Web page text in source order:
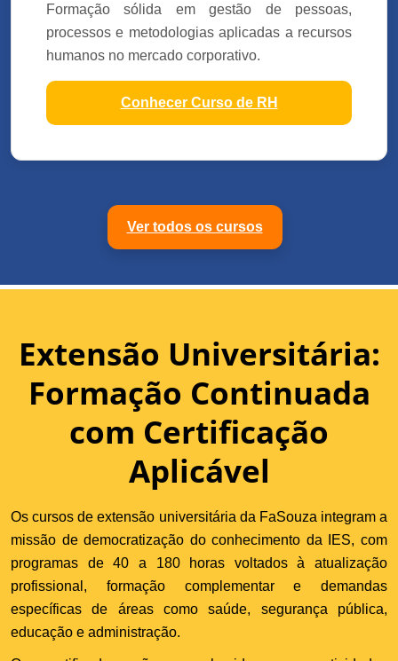
Formação sólida em gestão de pessoas,
processos e metodologias aplicadas a recursos
humanos no mercado corporativo.
Conhecer Curso de RH
Ver todos os cursos
Extensão Universitária:
Formação Continuada
com Certificação
Aplicável
Os cursos de extensão universitária da FaSouza integram a
missão de democratização do conhecimento da IES, com
programas de 40 a 180 horas voltados à atualização
profissional, formação complementar e demandas
específicas de áreas como saúde, segurança pública,
educação e administração.